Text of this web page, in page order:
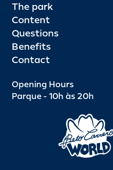
The park
Content
Questions
Benefits
Contact
Opening Hours
Parque - 10h às 20h